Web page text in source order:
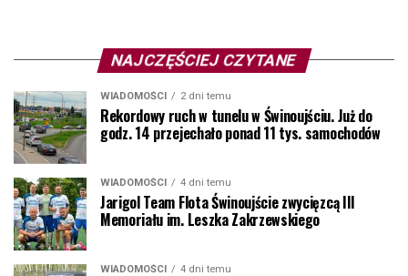
NAJCZĘŚCIEJ CZYTANE
WIADOMOŚCI 2 dni temu
Rekordowy ruch w tunelu w Świnoujściu. Już do
godz. 14 przejechało ponad 11 tys. samochodów
WIADOMOŚCI 4 dni temu
Jarigol Team Flota Świnoujście zwycięzcą III
Memoriału im. Leszka Zakrzewskiego
WIADOMOŚCI 4 dni temu